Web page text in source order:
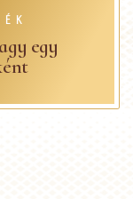
egy